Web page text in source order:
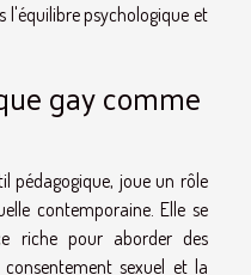
l'équilibre psychologique et
gay comme
pédagogique, joue un rôle
contemporaine. Elle se
riche pour aborder des
sexuel et la